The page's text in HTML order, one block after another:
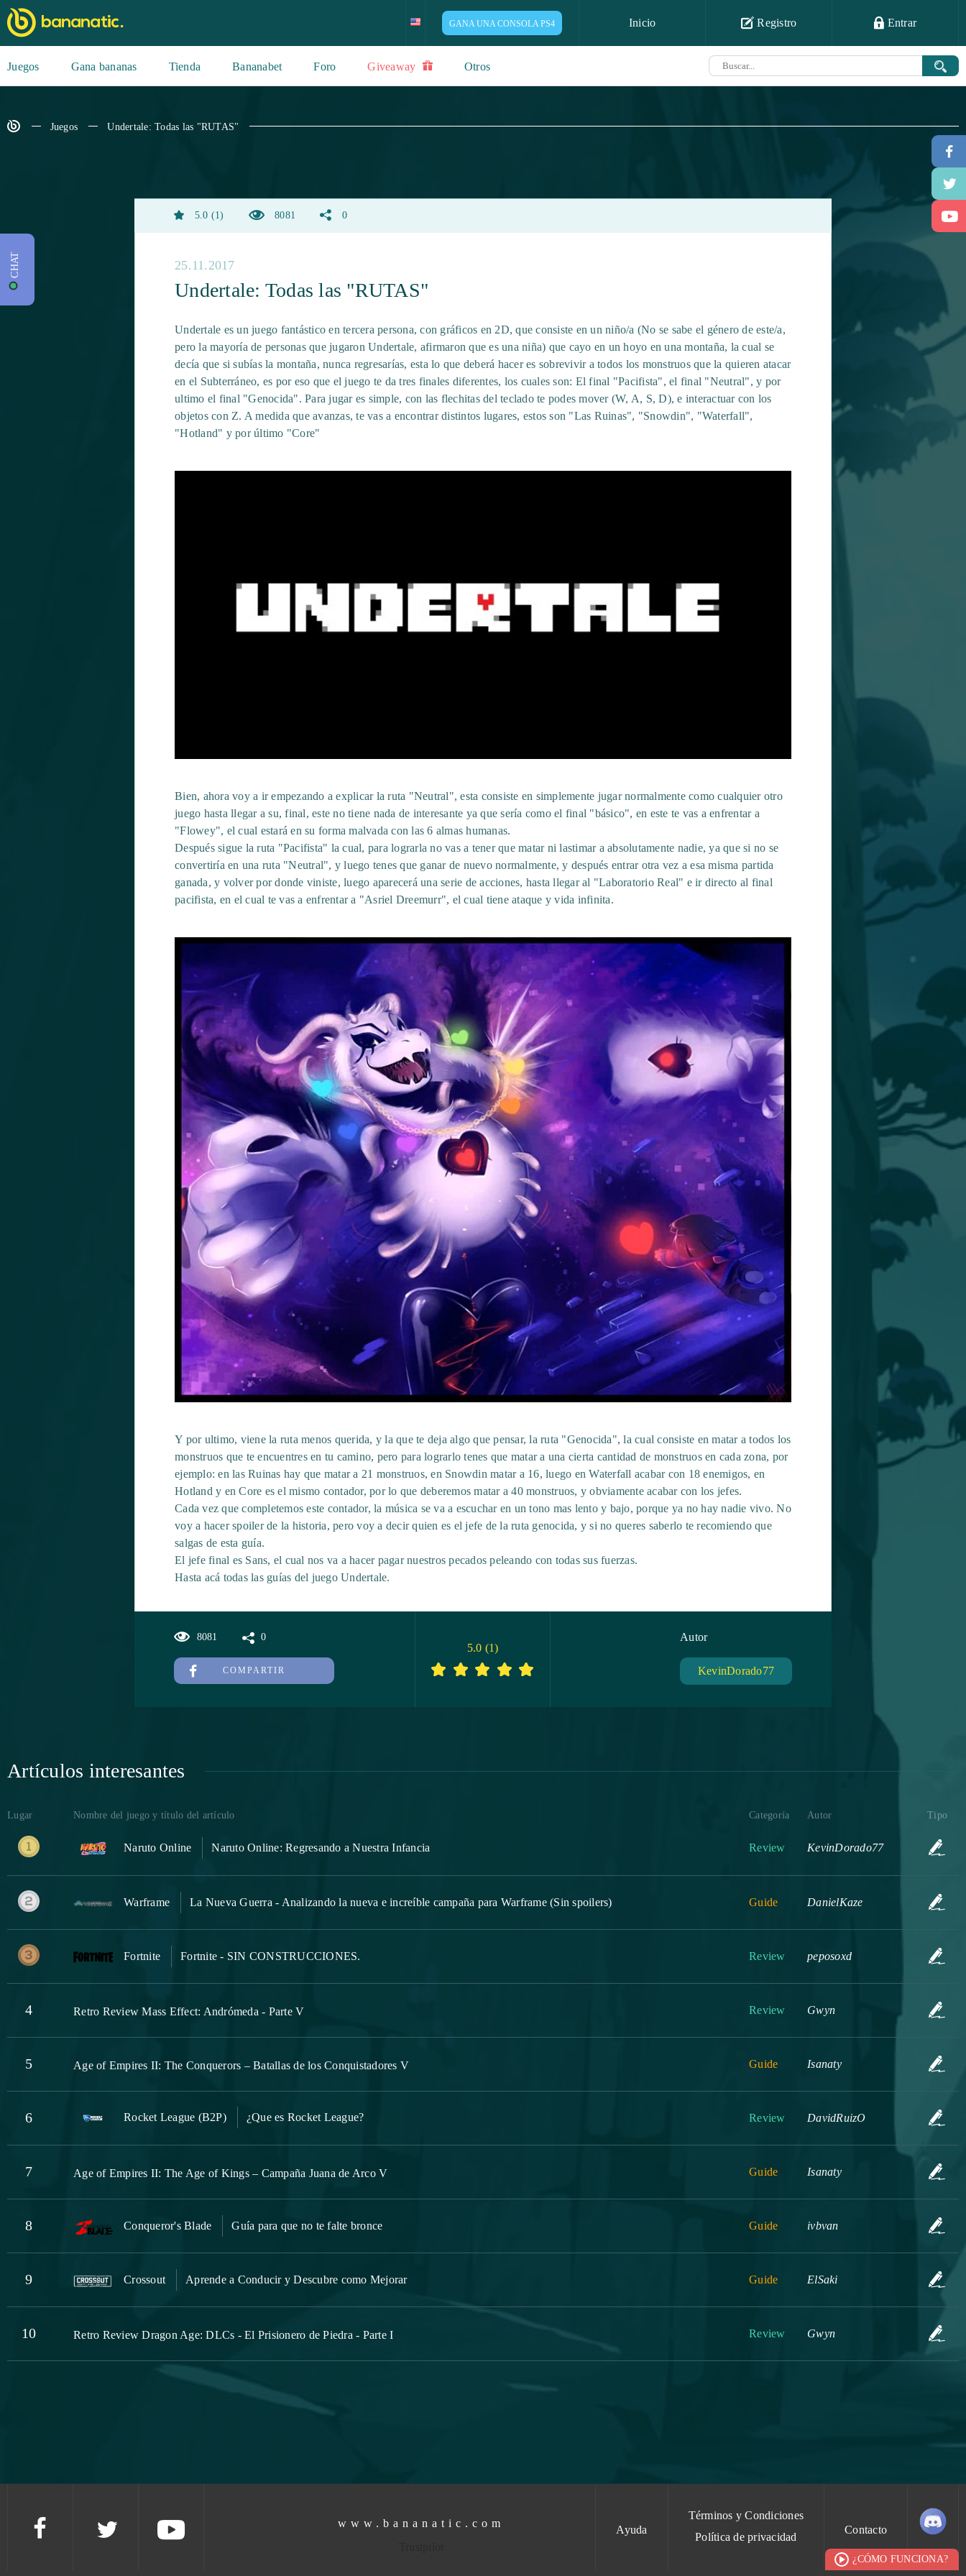
GANA UNA CONSOLA PS4 Inicio Registro Entrar
¿CÓMO FUNCIONA?
Juegos Gana bananas Tienda Bananabet Foro Giveaway Otros
Juegos Undertale: Todas las "RUTAS"
5.0 1 8081 0
25.11.2017
Undertale: Todas las "RUTAS"
Undertale es un juego fantástico en tercera persona, con gráficos en 2D, que consiste en un niño/a (No se sabe el género de este/a,
pero la mayoría de personas que jugaron Undertale, afirmaron que es una niña) que cayo en un hoyo en una montaña, la cual se
decía que si subías la montaña, nunca regresarías, esta lo que deberá hacer es sobrevivir a todos los monstruos que la quieren atacar
en el Subterráneo, es por eso que el juego te da tres finales diferentes, los cuales son: El final "Pacifista", el final "Neutral", y por
ultimo el final "Genocida". Para jugar es simple, con las flechitas del teclado te podes mover (W, A, S, D), e interactuar con los
objetos con Z. A medida que avanzas, te vas a encontrar distintos lugares, estos son "Las Ruinas", "Snowdin", "Waterfall",
"Hotland" y por último "Core"
Bien, ahora voy a ir empezando a explicar la ruta "Neutral", esta consiste en simplemente jugar normalmente como cualquier otro
juego hasta llegar a su, final, este no tiene nada de interesante ya que sería como el final "básico", en este te vas a enfrentar a
"Flowey", el cual estará en su forma malvada con las 6 almas humanas.
Después sigue la ruta "Pacifista" la cual, para lograrla no vas a tener que matar ni lastimar a absolutamente nadie, ya que si no se
convertiría en una ruta "Neutral", y luego tenes que ganar de nuevo normalmente, y después entrar otra vez a esa misma partida
ganada, y volver por donde viniste, luego aparecerá una serie de acciones, hasta llegar al "Laboratorio Real" e ir directo al final
pacifista, en el cual te vas a enfrentar a "Asriel Dreemurr", el cual tiene ataque y vida infinita.
Y por ultimo, viene la ruta menos querida, y la que te deja algo que pensar, la ruta "Genocida", la cual consiste en matar a todos los
monstruos que te encuentres en tu camino, pero para lograrlo tenes que matar a una cierta cantidad de monstruos en cada zona, por
ejemplo: en las Ruinas hay que matar a 21 monstruos, en Snowdin matar a 16, luego en Waterfall acabar con 18 enemigos, en
Hotland y en Core es el mismo contador, por lo que deberemos matar a 40 monstruos, y obviamente acabar con los jefes.
Cada vez que completemos este contador, la música se va a escuchar en un tono mas lento y bajo, porque ya no hay nadie vivo. No
voy a hacer spoiler de la historia, pero voy a decir quien es el jefe de la ruta genocida, y si no queres saberlo te recomiendo que
salgas de esta guía.
El jefe final es Sans, el cual nos va a hacer pagar nuestros pecados peleando con todas sus fuerzas.
Hasta acá todas las guías del juego Undertale.
8081 0
COMPARTIR
5.0 (1)
Autor
KevinDorado77
Artículos interesantes
Lugar Nombre del juego y título del artículo Categoría Autor Tipo
Naruto Online Naruto Online: Regresando a Nuestra Infancia Review KevinDorado77
Warframe La Nueva Guerra - Analizando la nueva e increíble campaña para Warframe (Sin spoilers) Guide DanielKaze
Fortnite Fortnite - SIN CONSTRUCCIONES. Review peposoxd
4 Retro Review Mass Effect: Andrómeda - Parte V Review Gwyn
5 Age of Empires II: The Conquerors – Batallas de los Conquistadores V Guide Isanaty
6 Rocket League (B2P) ¿Que es Rocket League? Review DavidRuizO
7 Age of Empires II: The Age of Kings – Campaña Juana de Arco V Guide Isanaty
8 Conqueror's Blade Guía para que no te falte bronce Guide ivbvan
9 Crossout Aprende a Conducir y Descubre como Mejorar Guide ElSaki
10 Retro Review Dragon Age: DLCs - El Prisionero de Piedra - Parte I Review Gwyn
Ayuda
Términos y Condiciones
Política de privacidad
Contacto
www.bananatic.com
CHAT